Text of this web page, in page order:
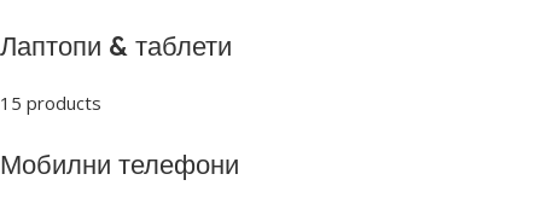
Лаптопи & таблети
15 products
Мобилни телефони